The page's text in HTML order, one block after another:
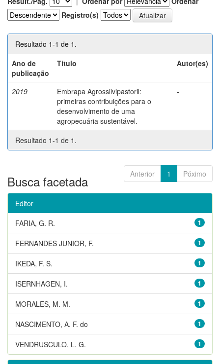
Registro(s)
Resultado 1-1 de 1.
Ano de
publicação
Título Autor(es)
2019
Embrapa Agrossilvipastoril:
primeiras contribuições para o
desenvolvimento de uma
agropecuária sustentável.
-
Resultado 1-1 de 1.
Anterior 1 Póximo
Busca facetada
Editor
1
FARIA, G. R.
1
FERNANDES JUNIOR, F.
1
IKEDA, F. S.
1
ISERNHAGEN, I.
1
MORALES, M. M.
1
NASCIMENTO, A. F. do
1
VENDRUSCULO, L. G.